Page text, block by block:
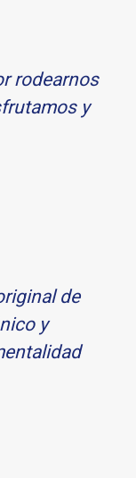
rodearnos
y
de
y